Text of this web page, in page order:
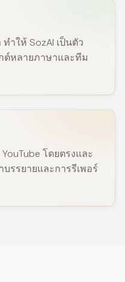
ำให้ SozAI เป็นตัว
ต์หลายภาษาและทีม
โดยตรงและ
บรรยายและการรีเพอร์